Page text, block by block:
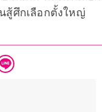
สู้ศึกเลือกตั้งใหญ่